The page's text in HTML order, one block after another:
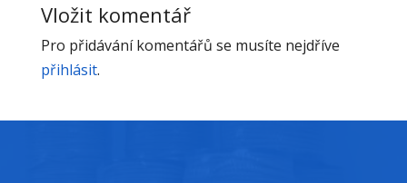
Vložit komentář
Pro přidávání komentářů se musíte nejdříve
přihlásit.